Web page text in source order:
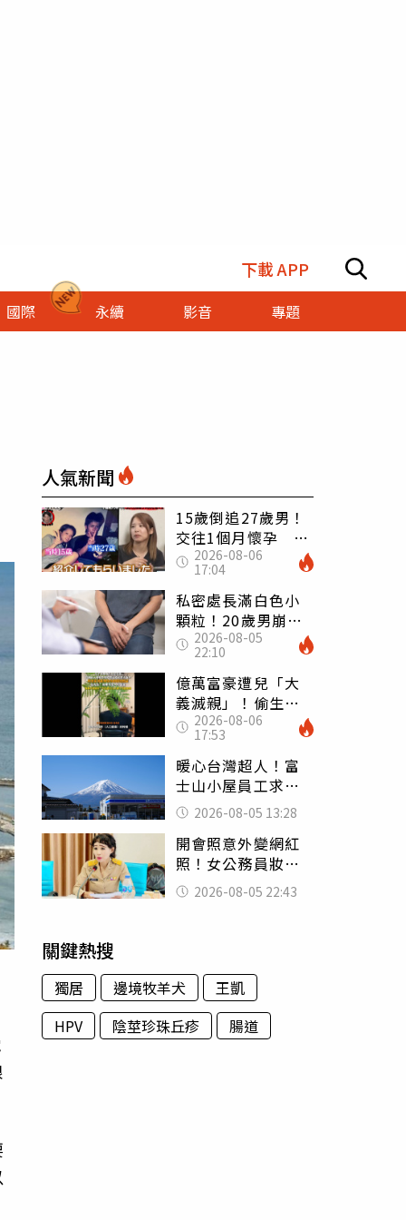
下載 APP
國際 永續 影音 專題
人氣新聞
15歲倒追27歲男！
交往1個月懷孕 36
歲當阿嬤故事曝光
2026-08-06
17:04
私密處長滿白色小
顆粒！20歲男崩潰
求診 醫曝5大真相
別再誤會
2026-08-05
22:10
億萬富豪遭兒「大
義滅親」！偷生子
怕曝光 竟盜鄰居
身份辦假證落戶
2026-08-06
17:53
暖心台灣超人！富
士山小屋員工求助
「想活下去」 山
友狂背物資上山：
台灣真的是寶島
2026-08-05 13:28
開會照意外變網紅
照！女公務員妝容
掀2千則留言 本人
怒嗆：化妝有錯嗎
2026-08-05 22:43
關鍵熱搜
獨居 邊境牧羊犬
王凱
HPV
陰莖珍珠丘疹 腸道